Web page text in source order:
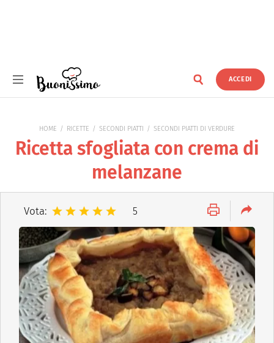
ACCEDI
HOME RICETTE SECONDI PIATTI SECONDI PIATTI DI VERDURE
Ricetta sfogliata con crema di
melanzane
Vota: 5